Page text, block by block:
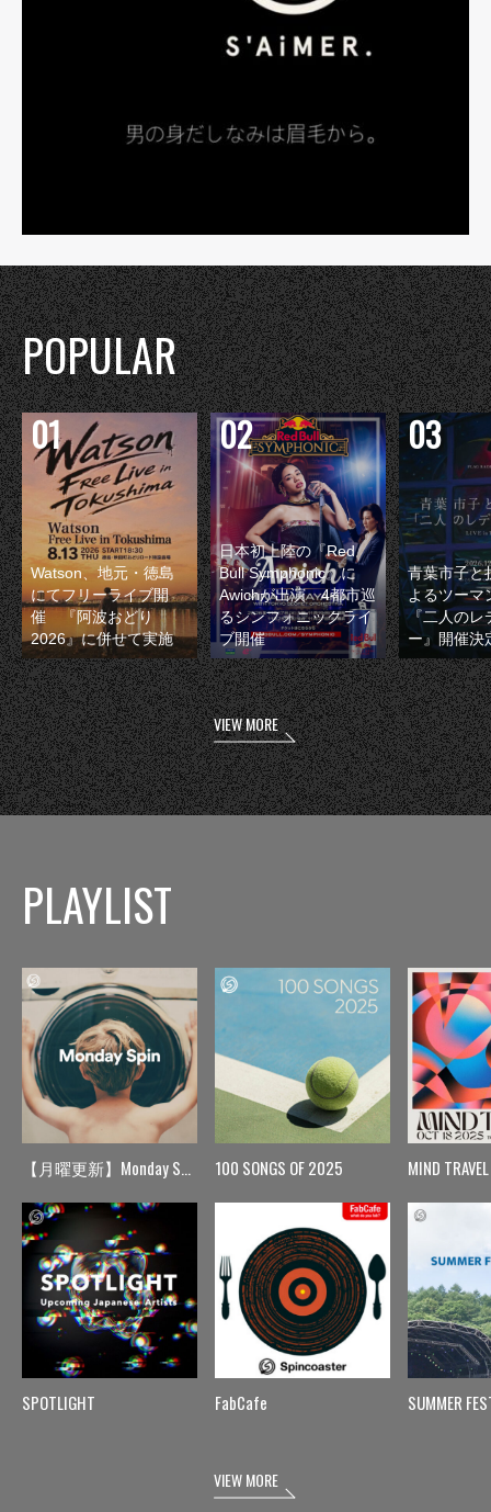
POPULAR
Watson、地元・徳島
にてフリーライブ開
催 『阿波おどり
2026』に併せて実施
日本初上陸の『Red
Bull Symphonic』に
Awichが出演 4都市巡
るシンフォニックライ
ブ開催
青葉市子と
よるツーマ
『二人のレ
ー』開催決
VIEW MORE
PLAYLIST
【月曜更新】Monday Spin
SPOTLIGHT
100 SONGS OF 2025
FabCafe
MIND TRAVEL
SUMMER
VIEW MORE